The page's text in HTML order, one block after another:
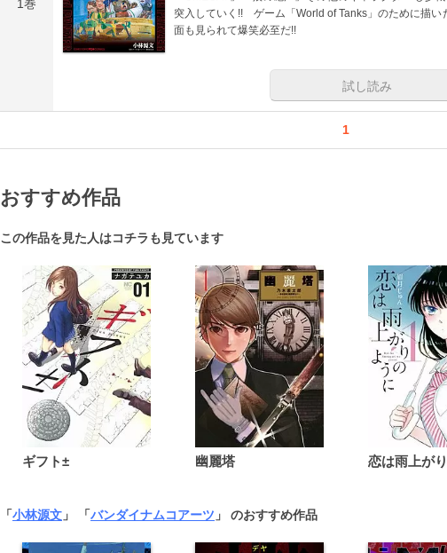
1巻
突入していく!! ゲーム「World of Tanks」のために描
面も見られて爆笑必至だ!!
試し読み
1
おすすめ作品
この作品を見た人はコチラも見ています
ギフト± 幽麗塔
「小林源文 」 「バンダイナムコアーツ 」 のおすすめ作品